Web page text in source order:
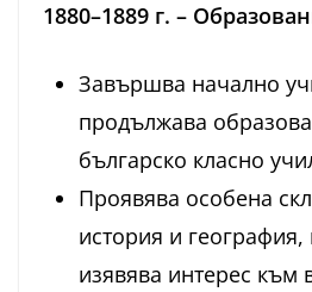
1880–1889 г. –
Завършва начално
продължава
българско класно
Проявява особена
история и география,
изявява интерес към